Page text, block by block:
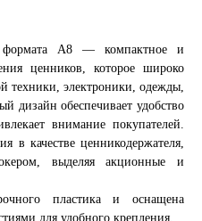
A8 — компактное и
ценников, которое широко
техники, электроники, одежды,
дизайн обеспечивает удобство
внимание покупателей.
в качестве ценникодержателя,
выделяя акционные и
пластика и оснащена
для удобного крепления.